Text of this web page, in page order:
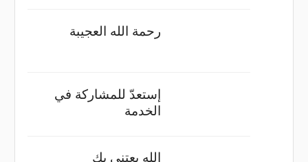
رحمة الله العجيبة
إستعدّ للمشاركة في
الخدمة
الله يعتني بك